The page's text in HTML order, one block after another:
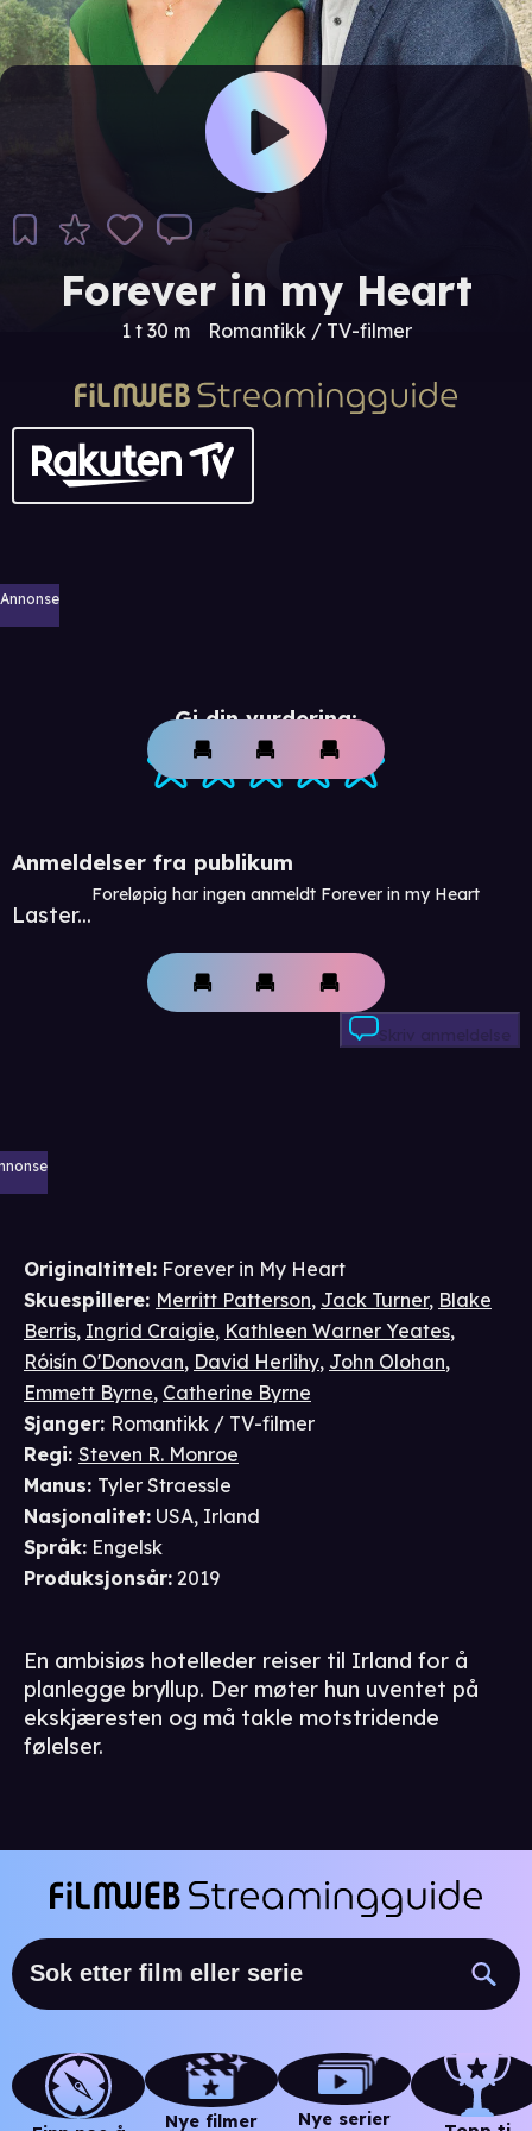
Forever in my Heart
1 t 30 m Romantikk / TV-filmer
Annonse
Gi din vurdering:
Anmeldelser fra publikum
Laster...
Foreløpig har ingen anmeldt Forever in my Heart
Skriv anmeldelse
Originaltittel: Forever in My Heart
Skuespillere: Merritt Patterson, Jack Turner, Blake
Berris, Ingrid Craigie, Kathleen Warner Yeates,
Róisín O'Donovan, David Herlihy, John Olohan,
Emmett Byrne, Catherine Byrne
Sjanger: Romantikk / TV-filmer
Regi: Steven R. Monroe
Manus: Tyler Straessle
Nasjonalitet: USA, Irland
Språk: Engelsk
Produksjonsår: 2019
En ambisiøs hotelleder reiser til Irland for å
planlegge bryllup. Der møter hun uventet på
ekskjæresten og må takle motstridende
følelser.
Nye filmer Nye serier